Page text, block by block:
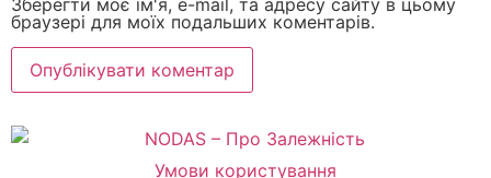
Зберегти моє ім'я, e-mail, та адресу сайту в цьому
браузері для моїх подальших коментарів.
Умови користування